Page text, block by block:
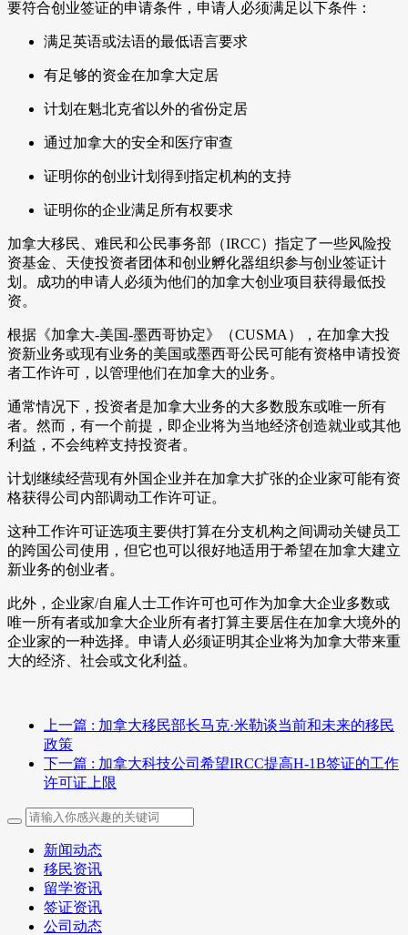
要符合创业签证的申请条件，申请人必须满足以下条件：
满足英语或法语的最低语言要求
有足够的资金在加拿大定居
计划在魁北克省以外的省份定居
通过加拿大的安全和医疗审查
证明你的创业计划得到指定机构的支持
证明你的企业满足所有权要求
加拿大移民、难民和公民事务部（IRCC）指定了一些风险投
资基金、天使投资者团体和创业孵化器组织参与创业签证计
划。成功的申请人必须为他们的加拿大创业项目获得最低投
资。
根据《加拿大-美国-墨西哥协定》（CUSMA），在加拿大投
资新业务或现有业务的美国或墨西哥公民可能有资格申请投资
者工作许可，以管理他们在加拿大的业务。
通常情况下，投资者是加拿大业务的大多数股东或唯一所有
者。然而，有一个前提，即企业将为当地经济创造就业或其他
利益，不会纯粹支持投资者。
计划继续经营现有外国企业并在加拿大扩张的企业家可能有资
格获得公司内部调动工作许可证。
这种工作许可证选项主要供打算在分支机构之间调动关键员工
的跨国公司使用，但它也可以很好地适用于希望在加拿大建立
新业务的创业者。
此外，企业家/自雇人士工作许可也可作为加拿大企业多数或
唯一所有者或加拿大企业所有者打算主要居住在加拿大境外的
企业家的一种选择。申请人必须证明其企业将为加拿大带来重
大的经济、社会或文化利益。
上一篇 : 加拿大移民部长马克·米勒谈当前和未来的移民
政策
下一篇 : 加拿大科技公司希望IRCC提高H-1B签证的工作
许可证上限
新闻动态
移民资讯
留学资讯
签证资讯
公司动态